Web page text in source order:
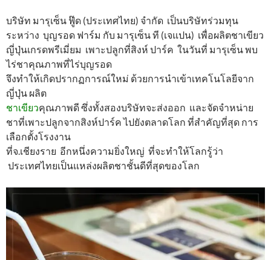
บริษัท มารุเซ็น ฟู๊ด (ประเทศไทย) จำกัด เป็นบริษัทร่วมทุน
ระหว่าง บุญรอด ฟาร์ม กับ มารุเซ็น ที (เจแปน) เพื่อผลิตชาเขียว
ญี่ปุ่นเกรดพรีเมี่ยม เพาะปลูกที่สิงห์ ปาร์ค ในวันที่ มารุเซ็น พบ
ไร่ชาคุณภาพที่ไร่บุญรอด
จึงทำให้เกิดปรากฏการณ์ใหม่ ด้วยการนำเข้าเทคโนโลยีจาก
ญี่ปุ่น ผลิต
ชาเขียวคุณภาพดี ซึ่งทั้งสองบริษัทจะส่งออก และจัดจำหน่าย
ชาที่เพาะปลูกจากสิงห์ปาร์ค ไปยังตลาดโลก ที่สำคัญที่สุด การ
เลือกตั้งโรงงาน
ที่จ.เชียงราย อีกหนึ่งความยิ่งใหญ่ ที่จะทำให้โลกรู้ว่า
ประเทศไทยเป็นแหล่งผลิตชาชั้นดีที่สุดของโลก